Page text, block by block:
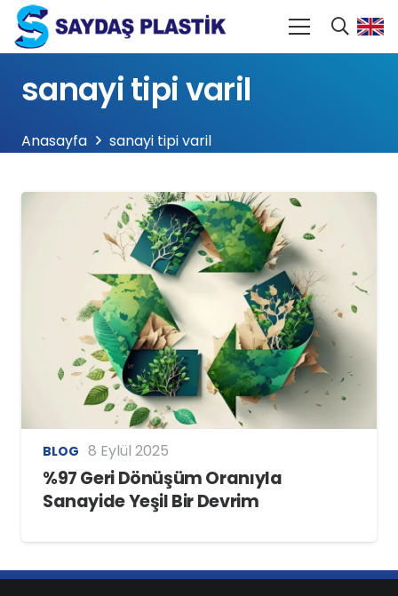
sanayi tipi varil
Anasayfa sanayi tipi varil
BLOG 8 Eylül 2025
%97 Geri Dönüşüm Oranıyla
Sanayide Yeşil Bir Devrim